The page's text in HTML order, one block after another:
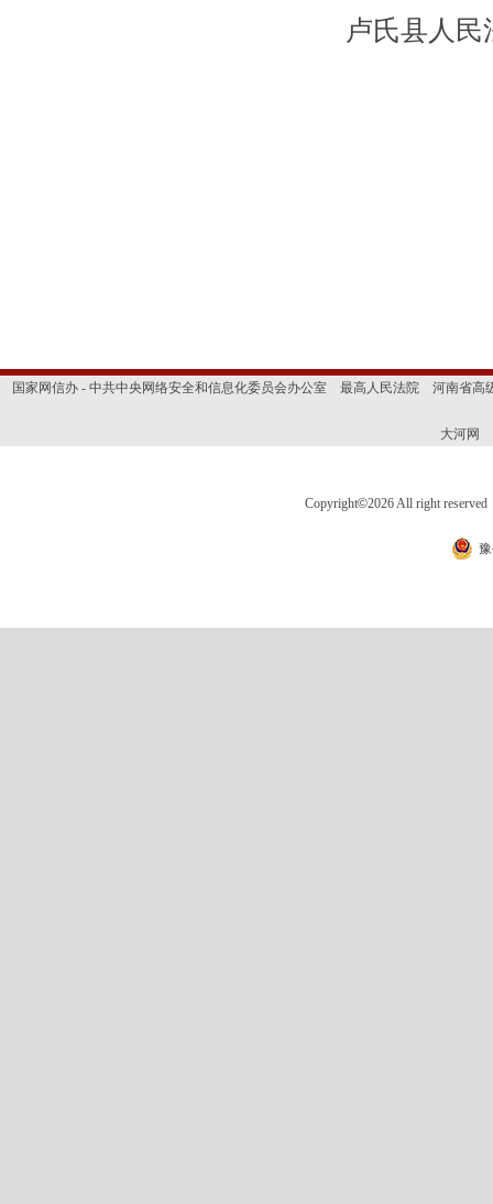
卢氏县人民
国家网信办 - 中共中央网络安全和信息化委员会办公室 最高人民法院 河南省高
大河网
Copyright©2026 All right